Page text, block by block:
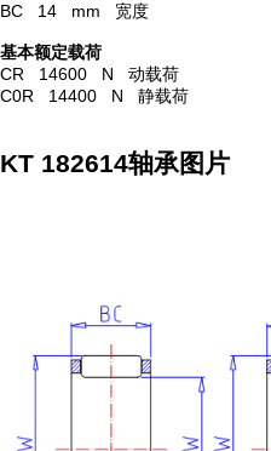
BC 14 mm 宽度
基本额定载荷
CR 14600 N 动载荷
C0R 14400 N 静载荷
KT 182614轴承图片